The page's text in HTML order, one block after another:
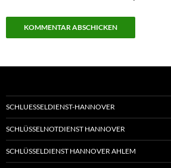
SCHLUESSELDIENST-HANNOVER
SCHLÜSSELNOTDIENST HANNOVER
SCHLÜSSELDIENST HANNOVER AHLEM